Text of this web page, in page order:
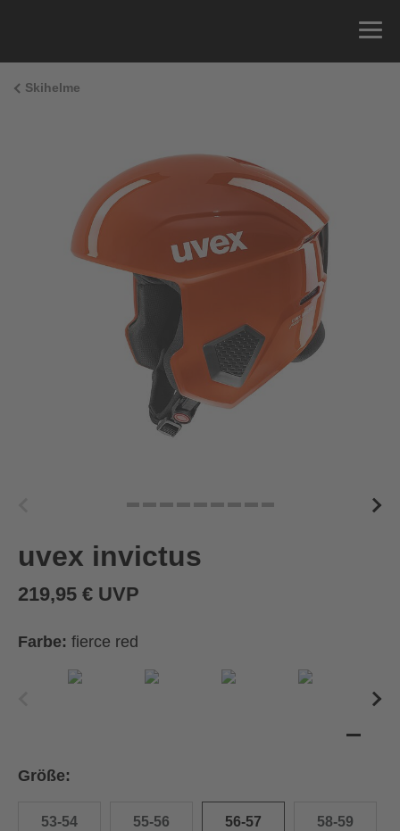
Skihelme
uvex invictus
219,95 € UVP
Farbe: fierce red
Größe:
53-54 55-56 56-57 58-59